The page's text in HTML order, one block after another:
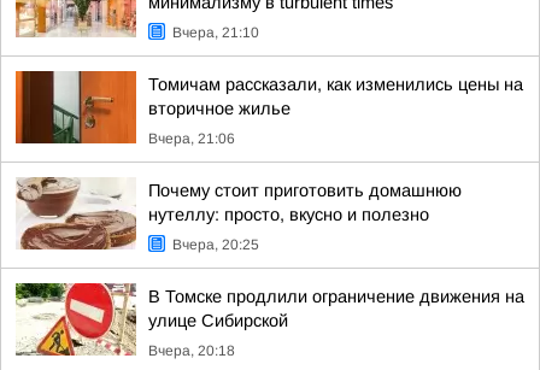
Вчера, 21:10
Томичам рассказали, как изменились цены на
вторичное жилье
Вчера, 21:06
Почему стоит приготовить домашнюю
нутеллу: просто, вкусно и полезно
Вчера, 20:25
В Томске продлили ограничение движения на
улице Сибирской
Вчера, 20:18